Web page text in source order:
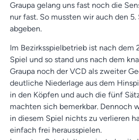
Graupa gelang uns fast noch die
nur fast. So mussten wir auch den 5.
abgeben.
Im Bezirksspielbetrieb ist nach dem
Spiel und so stand uns nach dem
Graupa noch der VCD als zweiter
deutliche Niederlage aus dem
in den Köpfen und auch die fünf
machten sich bemerkbar. Dennoch
in diesem Spiel nichts zu verlieren
einfach frei herausspielen.